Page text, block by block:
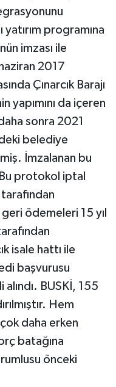
programına
imzası ile
2017
Çınarcık Barajı
yapımını da içeren
sonra 2021
belediye
İmzalanan bu
protokol iptal
ödemeleri 15 yıl
isale hattı ile
başvurusu
BUSKİ, 155
Hem
çok daha erken
batağına
önceki